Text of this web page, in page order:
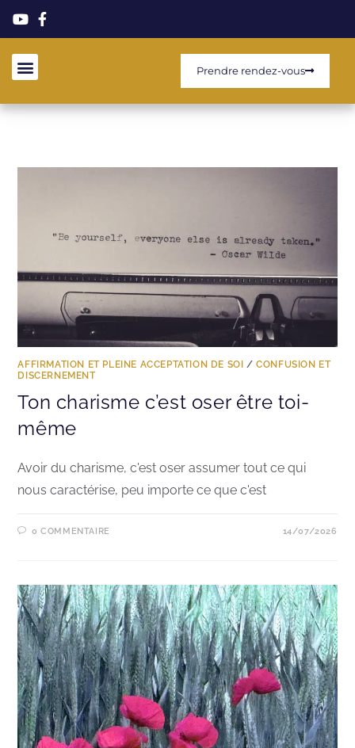
Prendre rendez-vous
AFFIRMATION ET PLEINE ACCEPTATION DE SOI /CONFUSION ET
DISCERNEMENT
Ton charisme c’est oser être toi-
même
Avoir du charisme, c'est oser assumer tout ce qui
nous caractérise, peu importe ce que c'est
0 COMMENTAIRE 14/07/2026